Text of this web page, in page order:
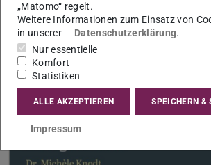
„Matomo“ regelt.
Weitere Informationen zum Einsatz von
in unserer
Datenschutzerklärung.
Nur essentielle
Komfort
Statistiken
ALLE AKZEPTIEREN SPEICHERN &
Impressum